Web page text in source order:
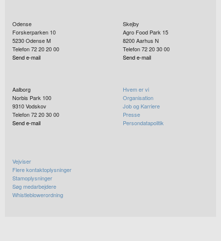
Odense
Forskerparken 10
5230Odense M
Telefon 72 20 20 00
Send e-mail
Skejby
Agro Food Park 15
8200Aarhus N
Telefon 72 20 30 00
Send e-mail
Aalborg
Norbis Park 100
9310Vodskov
Telefon 72 20 30 00
Send e-mail
Hvem er vi
Organisation
Job og Karriere
Presse
Persondatapolitik
Vejviser
Flere kontaktoplysninger
Stamoplysninger
Søg medarbejdere
Whistleblowerordning